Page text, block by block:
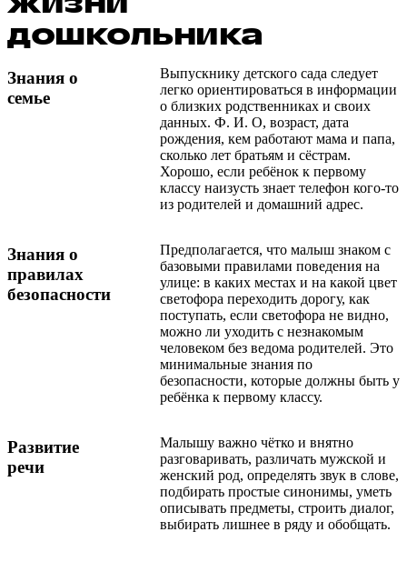
дошкольника
Знания о
семье
Выпускнику детского сада следует
легко ориентироваться в информации
о близких родственниках и своих
данных. Ф. И. О, возраст, дата
рождения, кем работают мама и папа,
сколько лет братьям и сёстрам.
Хорошо, если ребёнок к первому
классу наизусть знает телефон кого-то
из родителей и домашний адрес.
Знания о
правилах
безопасности
Предполагается, что малыш знаком с
базовыми правилами поведения на
улице: в каких местах и на какой цвет
светофора переходить дорогу, как
поступать, если светофора не видно,
можно ли уходить с незнакомым
человеком без ведома родителей. Это
минимальные знания по
безопасности, которые должны быть у
ребёнка к первому классу.
Развитие
речи
Малышу важно чётко и внятно
разговаривать, различать мужской и
женский род, определять звук в слове,
подбирать простые синонимы, уметь
описывать предметы, строить диалог,
выбирать лишнее в ряду и обобщать.